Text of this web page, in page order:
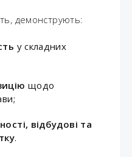
демонструють:
у складних
щодо
відбудові та
.